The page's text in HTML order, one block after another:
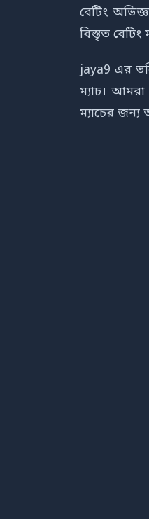
বেটিং
বিস্তৃত
jaya9 এর
ম্যাচ। আমরা
ম্যাচের